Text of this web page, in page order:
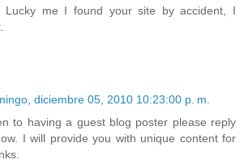
Lucky me I found your site by accident, I
diciembre 05, 2010 10:23:00 p. m.
to having a guest blog poster please reply
I will provide you with unique content for